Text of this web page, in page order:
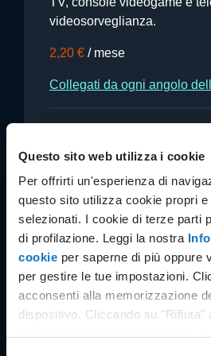
Questo sito web utilizza i cookie
Per offrirti un'esperienza di
questo sito utilizza cookie propri
selezionati. I cookie di terze parti
di profilazione. Leggi la nostra
cookie per saperne di più oppure
per gestire le tue impostazioni.
acconsenti alla memorizzazione
dispositivo. Cliccando su "Rifiuta"
videosorveglianza.
2,20 € / mese
Collegati da ogni angolo
Scopri tutti i servizi